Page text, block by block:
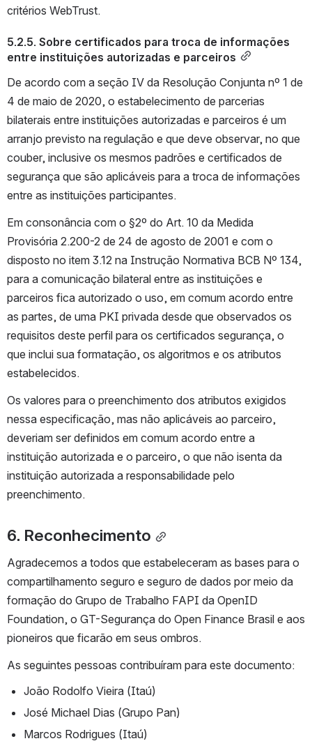
critérios WebTrust.
5.2.5. Sobre certificados para troca de informações
entre instituições autorizadas e parceiros
De acordo com a seção IV da Resolução Conjunta nº 1 de
4 de maio de 2020, o estabelecimento de parcerias
bilaterais entre instituições autorizadas e parceiros é um
arranjo previsto na regulação e que deve observar, no que
couber, inclusive os mesmos padrões e certificados de
segurança que são aplicáveis para a troca de informações
entre as instituições participantes.
Em consonância com o §2º do Art. 10 da Medida
Provisória 2.200-2 de 24 de agosto de 2001 e com o
disposto no item 3.12 na Instrução Normativa BCB Nº 134,
para a comunicação bilateral entre as instituições e
parceiros fica autorizado o uso, em comum acordo entre
as partes, de uma PKI privada desde que observados os
requisitos deste perfil para os certificados segurança, o
que inclui sua formatação, os algoritmos e os atributos
estabelecidos.
Os valores para o preenchimento dos atributos exigidos
nessa especificação, mas não aplicáveis ao parceiro,
deveriam ser definidos em comum acordo entre a
instituição autorizada e o parceiro, o que não isenta da
instituição autorizada a responsabilidade pelo
preenchimento.
6. Reconhecimento
Agradecemos a todos que estabeleceram as bases para o
compartilhamento seguro e seguro de dados por meio da
formação do Grupo de Trabalho FAPI da OpenID
Foundation, o GT-Segurança do Open Finance Brasil e aos
pioneiros que ficarão em seus ombros.
As seguintes pessoas contribuíram para este documento:
João Rodolfo Vieira (Itaú)
José Michael Dias (Grupo Pan)
Marcos Rodrigues (Itaú)